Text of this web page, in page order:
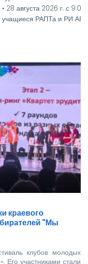
краевого
"Мы
клубов молодых
Его участниками стали